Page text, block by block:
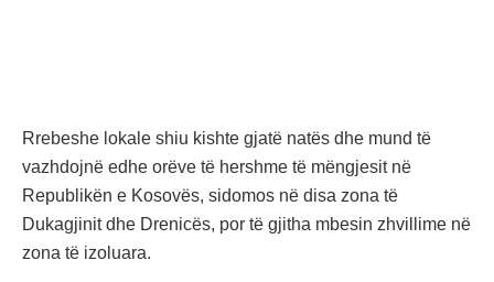
Rrebeshe lokale shiu kishte gjatë natës dhe mund të
vazhdojnë edhe orëve të hershme të mëngjesit në
Republikën e Kosovës, sidomos në disa zona të
Dukagjinit dhe Drenicës, por të gjitha mbesin zhvillime në
zona të izoluara.